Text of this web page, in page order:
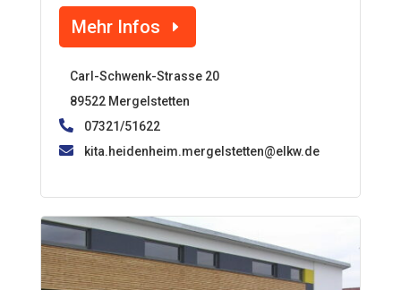
Mehr Infos
Carl-Schwenk-Strasse 20
89522 Mergelstetten
07321/51622
kita.heidenheim.mergelstetten@elkw.de